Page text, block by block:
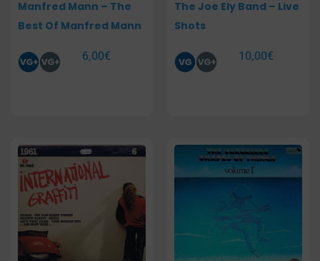
Manfred Mann – The
Best Of Manfred Mann
6,00€
The Joe Ely Band – Live
Shots
10,00€